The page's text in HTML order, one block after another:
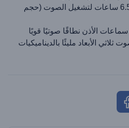
وسماعات الأذن تدوم 6.5 ساعات لتشغيل الصوت (حجم
الأذن نطاقًا صوتيًا قويًا
الأبعاد مليئًا بالديناميكيات